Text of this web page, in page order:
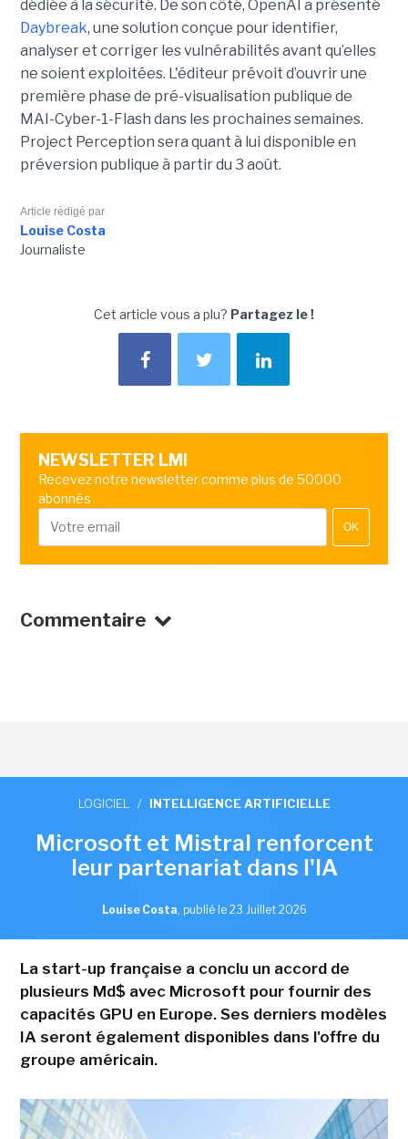
dédiée à la sécurité. De son côté, OpenAI a présenté
Daybreak, une solution conçue pour identifier,
analyser et corriger les vulnérabilités avant qu’elles
ne soient exploitées. L'éditeur prévoit d’ouvrir une
première phase de pré-visualisation publique de
MAI-Cyber-1-Flash dans les prochaines semaines.
Project Perception sera quant à lui disponible en
préversion publique à partir du 3 août.
Article rédigé par
Louise Costa
Journaliste
Cet article vous a plu? Partagez le !
NEWSLETTER LMI
Recevez notre newsletter comme plus de 50000
abonnés
OK
Commentaire
LOGICIEL / INTELLIGENCE ARTIFICIELLE
Microsoft et Mistral renforcent
leur partenariat dans l'IA
Louise Costa, publié le 23 Juillet 2026
La start-up française a conclu un accord de
plusieurs Md$ avec Microsoft pour fournir des
capacités GPU en Europe. Ses derniers modèles
IA seront également disponibles dans l'offre du
groupe américain.